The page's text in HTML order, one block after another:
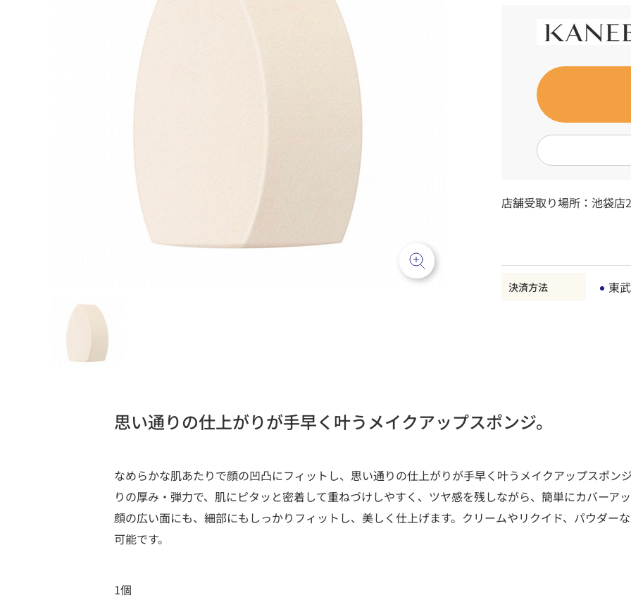
店舗受取り場所： 池袋店
決済方法 東
思い通りの仕上がりが手早く叶うメイクアップスポンジ。
なめらかな肌あたりで顔の凹凸にフィットし、思い通りの仕上がりが手早く叶うメイクアップスポン
りの厚み・弾力で、肌にピタッと密着して重ねづけしやすく、ツヤ感を残しながら、簡単にカバーア
顔の広い面にも、細部にもしっかりフィットし、美しく仕上げます。クリームやリクイド、パウダー
可能です。
1個